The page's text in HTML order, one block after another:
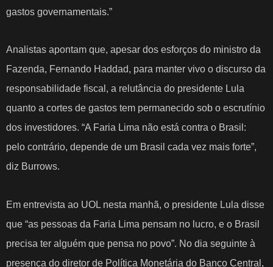
gastos governamentais.”
Analistas apontam que, apesar dos esforços do ministro da
Fazenda, Fernando Haddad, para manter vivo o discurso da
responsabilidade fiscal, a relutância do presidente Lula
quanto a cortes de gastos tem permanecido sob o escrutínio
dos investidores. “A Faria Lima não está contra o Brasil:
pelo contrário, depende de um Brasil cada vez mais forte”,
diz Burrows.
Em entrevista ao UOL nesta manhã, o presidente Lula disse
que “as pessoas da Faria Lima pensam no lucro, e o Brasil
precisa ter alguém que pensa no povo”. No dia seguinte à
presença do diretor de Política Monetária do Banco Central,